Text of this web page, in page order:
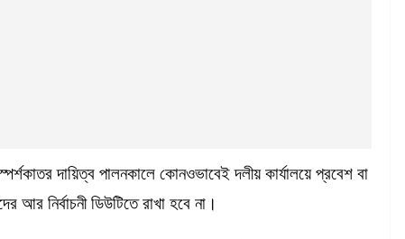
দায়িত্ব পালনকালে কোনওভাবেই দলীয় কার্যালয়ে প্রবেশ বা
নির্বাচনী ডিউটিতে রাখা হবে না।